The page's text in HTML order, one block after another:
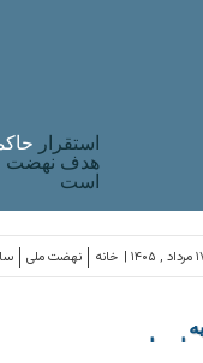
استقرار
هدف نهضت
است
نهضت ملی خانه